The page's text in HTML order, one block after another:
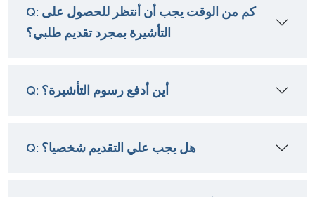
Q: كم من الوقت يجب أن أنتظر للحصول على
التأشيرة بمجرد تقديم طلبي؟
Q: أين أدفع رسوم التأشيرة؟
Q: هل يجب علي التقديم شخصيا؟